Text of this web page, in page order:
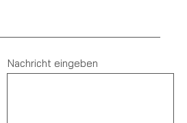
Nachricht eingeben